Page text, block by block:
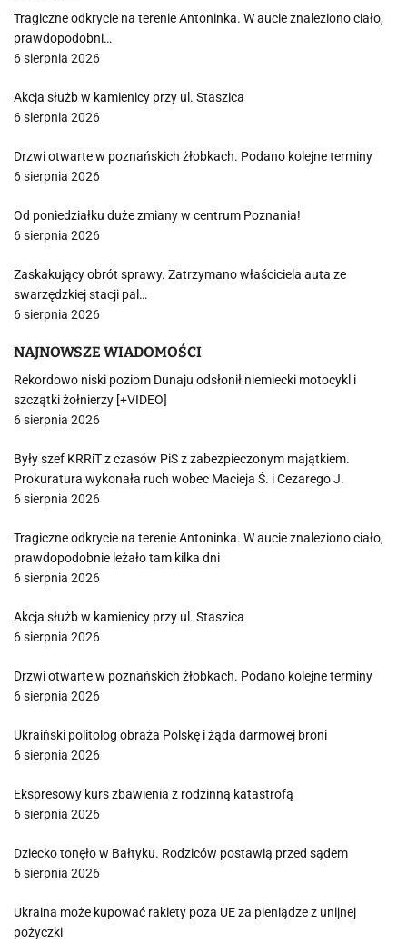
Tragiczne odkrycie na terenie Antoninka. W aucie znaleziono ciało,
prawdopodobni…
6 sierpnia 2026
Akcja służb w kamienicy przy ul. Staszica
6 sierpnia 2026
Drzwi otwarte w poznańskich żłobkach. Podano kolejne terminy
6 sierpnia 2026
Od poniedziałku duże zmiany w centrum Poznania!
6 sierpnia 2026
Zaskakujący obrót sprawy. Zatrzymano właściciela auta ze
swarzędzkiej stacji pal…
6 sierpnia 2026
NAJNOWSZE WIADOMOŚCI
Rekordowo niski poziom Dunaju odsłonił niemiecki motocykl i
szczątki żołnierzy [+VIDEO]
6 sierpnia 2026
Były szef KRRiT z czasów PiS z zabezpieczonym majątkiem.
Prokuratura wykonała ruch wobec Macieja Ś. i Cezarego J.
6 sierpnia 2026
Tragiczne odkrycie na terenie Antoninka. W aucie znaleziono ciało,
prawdopodobnie leżało tam kilka dni
6 sierpnia 2026
Akcja służb w kamienicy przy ul. Staszica
6 sierpnia 2026
Drzwi otwarte w poznańskich żłobkach. Podano kolejne terminy
6 sierpnia 2026
Ukraiński politolog obraża Polskę i żąda darmowej broni
6 sierpnia 2026
Ekspresowy kurs zbawienia z rodzinną katastrofą
6 sierpnia 2026
Dziecko tonęło w Bałtyku. Rodziców postawią przed sądem
6 sierpnia 2026
Ukraina może kupować rakiety poza UE za pieniądze z unijnej
pożyczki